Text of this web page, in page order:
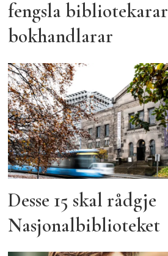
fengsla
bokhandlarar
Desse 15 skal rådgje
Nasjonalbiblioteket